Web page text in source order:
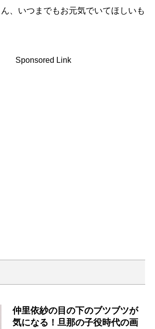
、いつまでもお元気でいてほしいも
Sponsored Link
仲里依紗の目の下のブツブツが
気になる！旦那の子役時代の画